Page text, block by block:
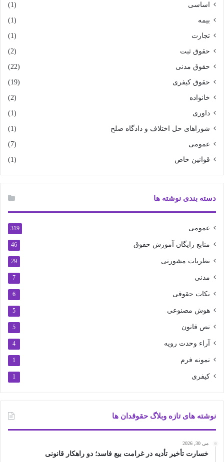
اساسی (1)
بیمه (1)
تجارت (1)
حقوق ثبت (2)
حقوق مدنی (22)
حقوق کیفری (19)
خانواده (2)
داوری (1)
شوراهای حل اختلاف و دادگاه صلح (1)
عمومی (7)
قوانین خاص (1)
دسته بندی نوشته ها
عمومی 319
منابع رایگان آموزش حقوق 46
نظریات مشورتی 29
مدنی 7
نکات حقوقی 6
هوش مصنوعی 5
نص قانون 5
آراء وحدت رویه 4
نمونه فرم 1
کیفری 1
نوشته های تازه وبلاگ حقوقدان ها
می 30, 2026
خسارت تأخیر تأدیه در غرامت بیع فاسد؛ دو راهکار قانونی